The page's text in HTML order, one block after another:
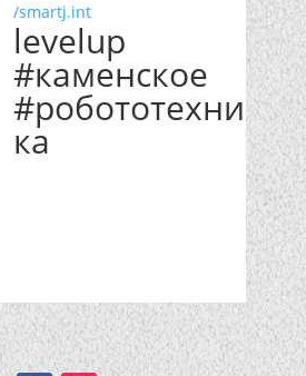
/smartj.int
levelup
#каменское
#робототехни
ка
Подписывайтесь!